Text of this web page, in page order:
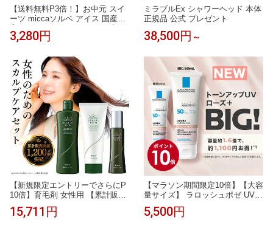
【送料無料P3倍！】お中元 スイ
ーツ miccaソルベ アイス 国産果
せて食べる アイスデザート プレ
イスクリーム | 詰め合わせ アイ
スギフト 食べ物 花以外 常温保存
出産祝 御中元
3,280円
ミラブルEx シャワーヘッド 本体
正規品 公式 プレゼント
38,500円 ～
【新規限定エントリーでさらにP
10倍】育毛剤 女性用 【累計販売
本数1,200万本突破】スカルプケ
ア 3点セット シャンプー トリー
15,711円
【マラソン期間限定10倍】【大容
量サイズ】 ラロッシュポゼ UVイ
デア XL プロテクショントーンア
ップローズ+ 1本/50ml メイク 下
5,500円